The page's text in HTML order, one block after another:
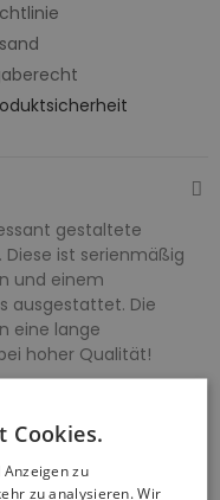
gestaltete
. Diese ist serienmäßig
und einem
ausgestattet. Die
eine lange
hoher Qualität!
die Ihre
als auch auf
Quadratisch sorgt für
Badezimmer und
Cookies.
zu
zu analysieren. Wir